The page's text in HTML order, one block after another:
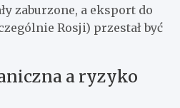
zaburzone, a eksport do
Rosji) przestał być
a ryzyko